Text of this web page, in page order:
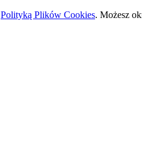
Polityką Plików Cookies. Możesz